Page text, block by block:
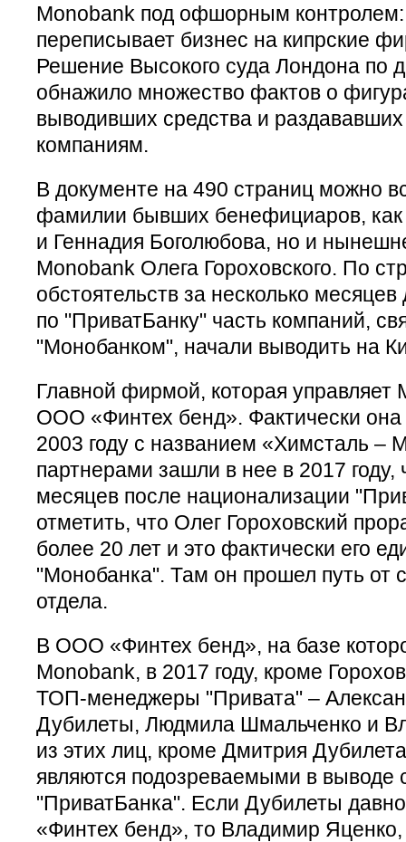
Monobank под офшорным контролем:
переписывает бизнес на кипрские
Решение Высокого суда Лондона по
обнажило множество фактов о
выводивших средства и
компаниям.
В документе на 490 страниц можно
фамилии бывших бенефициаров, как
и Геннадия Боголюбова, но и
Monobank Олега Гороховского. По
обстоятельств за несколько
по "ПриватБанку" часть компаний,
"Монобанком", начали выводить на
Главной фирмой, которая управляет
ООО «Финтех бенд». Фактически
2003 году с названием «Химсталь –
партнерами зашли в нее в 2017 году,
месяцев после национализации
отметить, что Олег Гороховский
более 20 лет и это фактически его
"Монобанка". Там он прошел путь от
отдела.
В ООО «Финтех бенд», на базе
Monobank, в 2017 году, кроме
ТОП-менеджеры "Привата" –
Дубилеты, Людмила Шмальченко и
из этих лиц, кроме Дмитрия
являются подозреваемыми в выводе
"ПриватБанка". Если Дубилеты
«Финтех бенд», то Владимир Яценко,